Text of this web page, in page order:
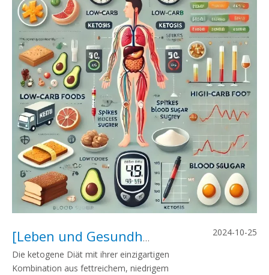
[Leben und Gesundheit Was Sie über
Die ketogene Diät mit ihrer einzigartigen
Kombination aus fettreichem, niedrigem
2024-10-25